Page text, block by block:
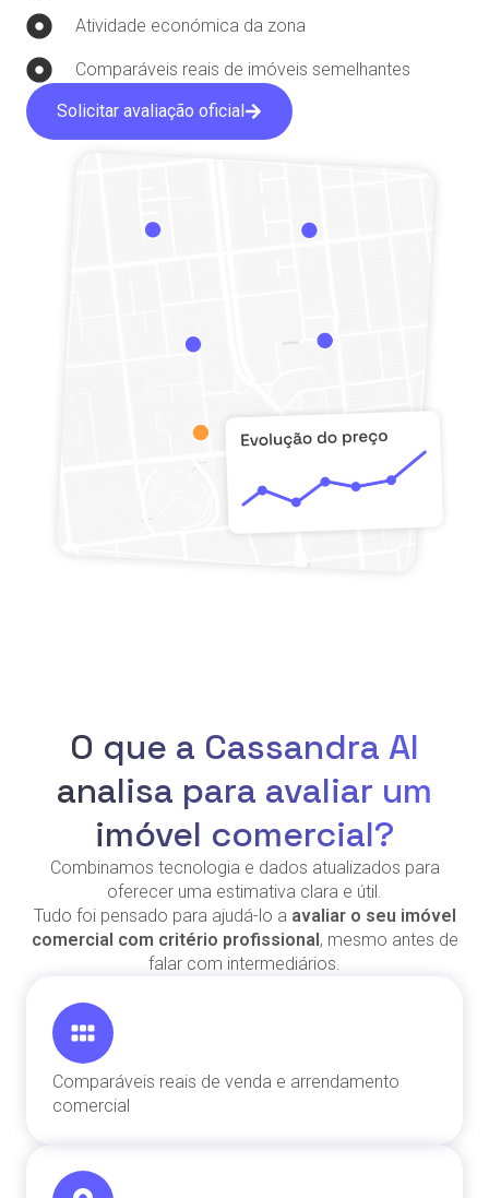
Atividade económica da zona
Comparáveis reais de imóveis semelhantes
Solicitar avaliação oficial
O que a Cassandra AI
analisa para avaliar um
imóvel comercial?
Combinamos tecnologia e dados atualizados para
oferecer uma estimativa clara e útil.
Tudo foi pensado para ajudá-lo a avaliar o seu imóvel
comercial com critério profissional, mesmo antes de
falar com intermediários.
Comparáveis reais de venda e arrendamento
comercial